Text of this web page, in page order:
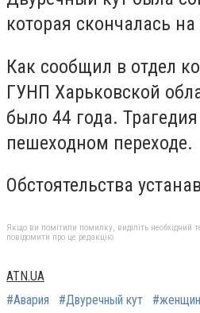
которая скончалась на
Как сообщил в отдел
ГУНП Харьковской
было 44 года.
пешеходном переходе.
Обстоятельства
Якщо ви помітили помилку, виділіть необхідний
повідомити про це редакцію
ATN.UA
#Авария
#Двуречный кут